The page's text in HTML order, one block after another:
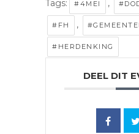
Tags: #4MEI ,
#FH ,
#HERDENKING
DEEL DIT